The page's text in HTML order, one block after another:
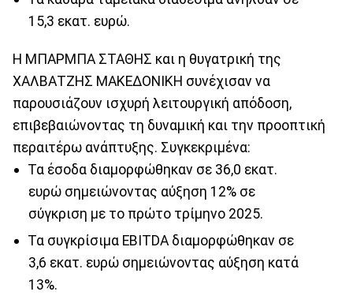
15,3 εκατ. ευρώ.
Η ΜΠΑΡΜΠΑ ΣΤΑΘΗΣ και η θυγατρική της
ΧΑΛΒΑΤΖΗΣ ΜΑΚΕΔΟΝΙΚΗ συνέχισαν να
παρουσιάζουν ισχυρή λειτουργική απόδοση,
επιβεβαιώνοντας τη δυναμική και την προοπτική
περαιτέρω ανάπτυξης. Συγκεκριμένα:
Τα έσοδα διαμορφώθηκαν σε 36,0 εκατ.
ευρώ σημειώνοντας αύξηση 12% σε
σύγκριση με το πρώτο τρίμηνο 2025.
Τα συγκρίσιμα EBITDA διαμορφώθηκαν σε
3,6 εκατ. ευρώ σημειώνοντας αύξηση κατά
13%.